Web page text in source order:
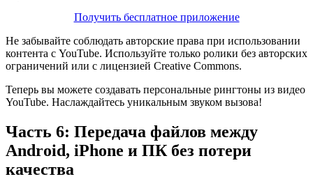
Получить бесплатное приложение
Не забывайте соблюдать авторские права при использовании
контента с YouTube. Используйте только ролики без авторских
ограничений или с лицензией Creative Commons.
Теперь вы можете создавать персональные рингтоны из видео
YouTube. Наслаждайтесь уникальным звуком вызова!
Часть 6: Передача файлов между
Android, iPhone и ПК без потери
качества